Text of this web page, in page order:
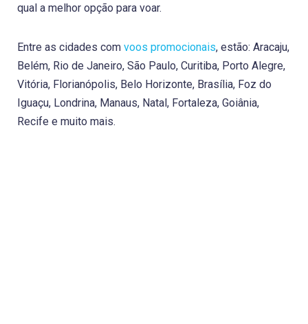
qual a melhor opção para voar.
Entre as cidades com voos promocionais, estão: Aracaju,
Belém, Rio de Janeiro, São Paulo, Curitiba, Porto Alegre,
Vitória, Florianópolis, Belo Horizonte, Brasília, Foz do
Iguaçu, Londrina, Manaus, Natal, Fortaleza, Goiânia,
Recife e muito mais.